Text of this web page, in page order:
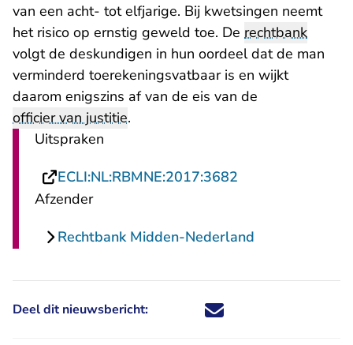
van een acht- tot elfjarige. Bij kwetsingen neemt
het risico op ernstig geweld toe. De rechtbank
volgt de deskundigen in hun oordeel dat de man
verminderd toerekeningsvatbaar is en wijkt
daarom enigszins af van de eis van de
officier van justitie.
Uitspraken
ECLI:NL:RBMNE:2017:3682
Afzender
Rechtbank Midden-Nederland
Deel dit nieuwsbericht: Deel dit nieuwsbericht via X -
Deel dit nieuwsbericht via
Deel dit nieuwsbericht
Deel dit